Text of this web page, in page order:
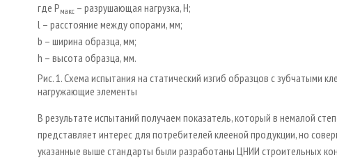
где Рмакс – разрушающая нагрузка, Н;
l – расстояние между опорами, мм;
b – ширина образца, мм;
h – высота образца, мм.
Рис. 1. Схема испытания на статический изгиб образцов с зубчатыми
нагружающие элементы
В результате испытаний получаем показатель, который в немалой
представляет интерес для потребителей клееной продукции, но
указанные выше стандарты были разработаны ЦНИИ строительных